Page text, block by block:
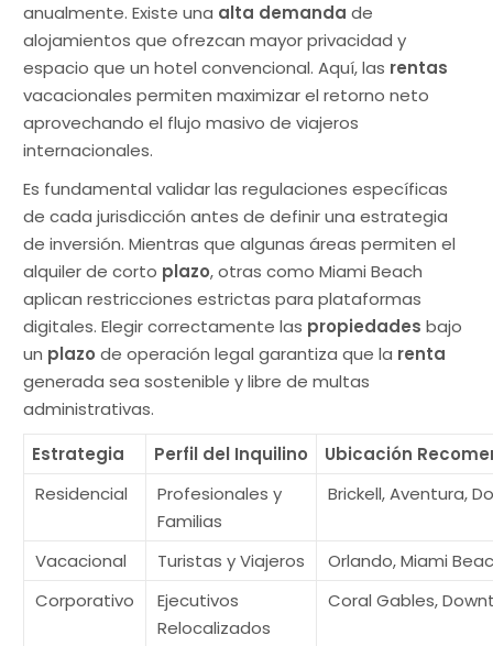
anualmente. Existe una alta demanda de
alojamientos que ofrezcan mayor privacidad y
espacio que un hotel convencional. Aquí, las rentas
vacacionales permiten maximizar el retorno neto
aprovechando el flujo masivo de viajeros
internacionales.
Es fundamental validar las regulaciones específicas
de cada jurisdicción antes de definir una estrategia
de inversión. Mientras que algunas áreas permiten el
alquiler de corto plazo, otras como Miami Beach
aplican restricciones estrictas para plataformas
digitales. Elegir correctamente las propiedades bajo
un plazo de operación legal garantiza que la renta
generada sea sostenible y libre de multas
administrativas.
Estrategia
Perfil del Inquilino
Ubicación
Residencial
Profesionales y
Familias
Brickell, Aventura,
Vacacional Turistas y Viajeros
Orlando, Miami
Corporativo
Ejecutivos
Relocalizados
Coral Gables,